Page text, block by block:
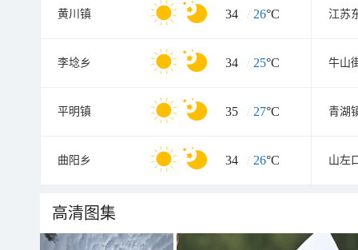
黄川镇 34 / 26°C
李埝乡 34 / 25°C 牛山
平明镇 35 / 27°C 青湖
曲阳乡 34 / 26°C 山左
高清图集